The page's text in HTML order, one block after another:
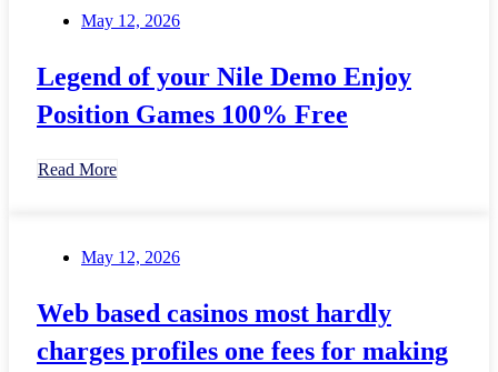
May 12, 2026
Legend of your Nile Demo Enjoy
Position Games 100% Free
Read More
May 12, 2026
Web based casinos most hardly
charges profiles one fees for making